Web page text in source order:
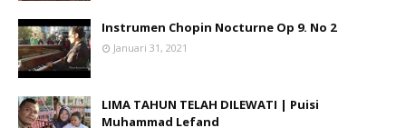
Instrumen Chopin Nocturne Op 9. No 2
Januari 31, 2021
LIMA TAHUN TELAH DILEWATI | Puisi
Muhammad Lefand